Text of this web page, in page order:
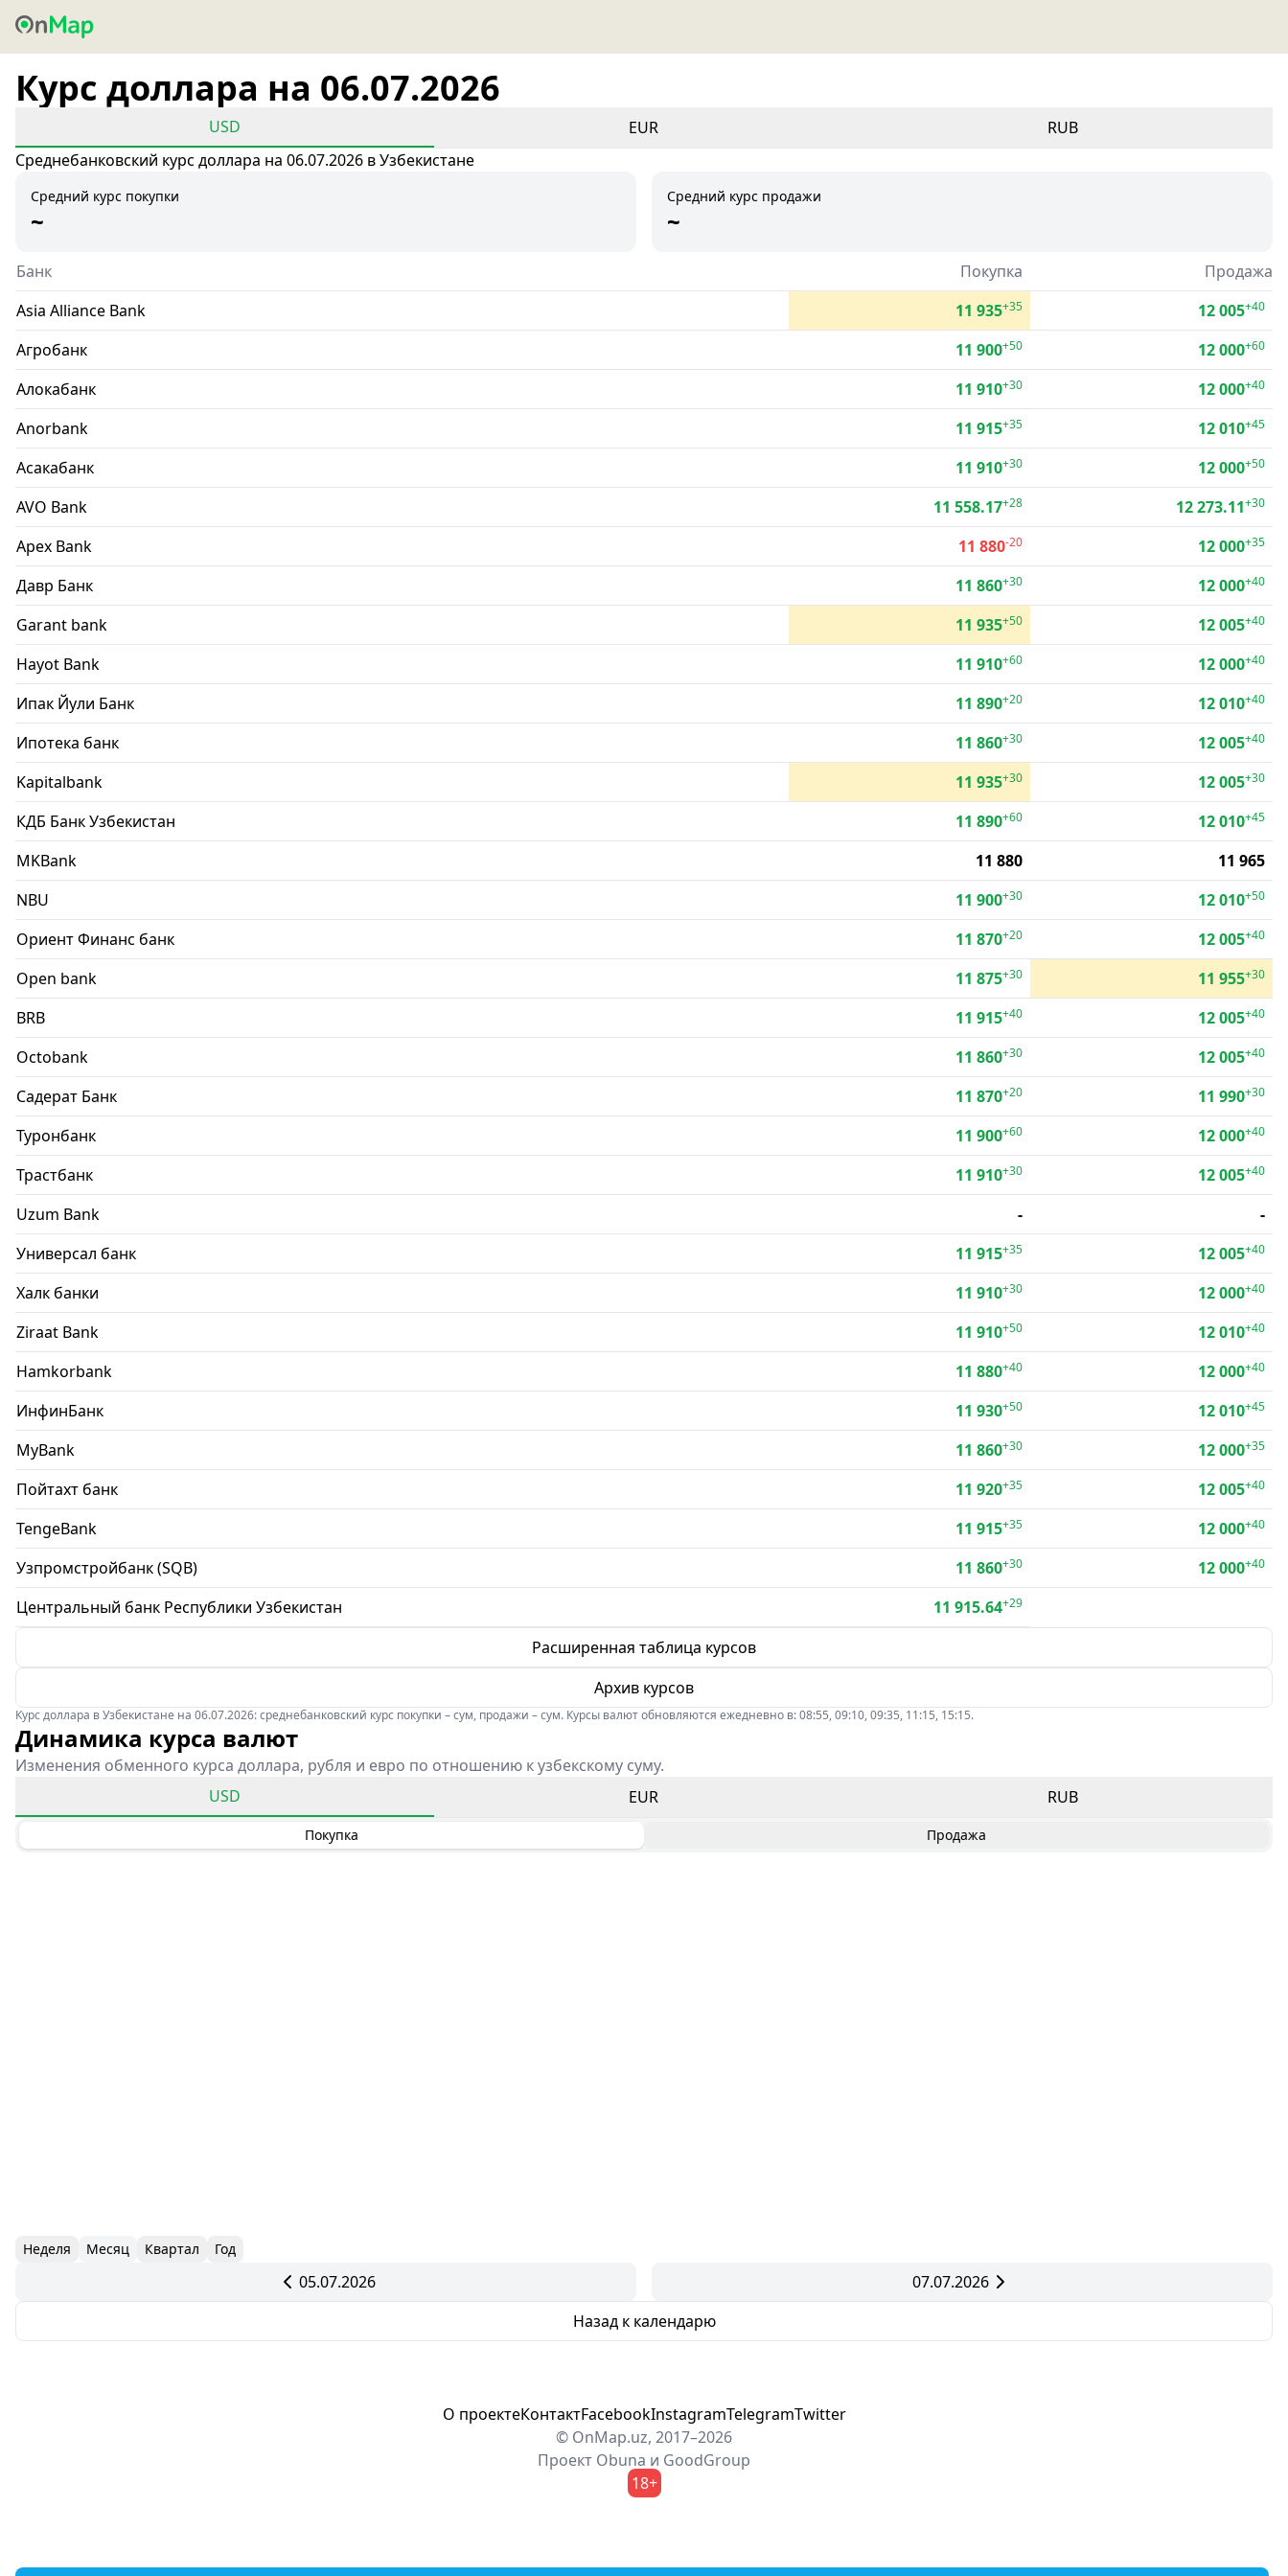
Курс доллара на 06.07.2026
USD EUR
RUB
Среднебанковский курс доллара на 06.07.2026 в Узбекистане
Средний курс покупки
~
Средний курс продажи
~
Банк Покупка
Продажа
Asia Alliance Bank
11 935+35 12 005+40
Агробанк 11 900+50 12 000+60
Алокабанк 11 910+30 12 000+40
Anorbank 11 915+35 12 010+45
Асакабанк 11 910+30 12 000+50
AVO Bank 11 558.17+28 12 273.11+30
Apex Bank 11 880-20 12 000+35
Давр Банк 11 860+30 12 000+40
Garant bank 11 935+50 12 005+40
Hayot Bank 11 910+60 12 000+40
Ипак Йули Банк 11 890+20 12 010+40
Ипотека банк 11 860+30 12 005+40
Kapitalbank 11 935+30 12 005+30
КДБ Банк Узбекистан 11 890+60 12 010+45
MKBank 11 880
11 965
NBU
11 900+30 12 010+50
Ориент Финанс банк 11 870+20 12 005+40
Open bank 11 875+30 11 955+30
BRB 11 915+40 12 005+40
Octobank 11 860+30 12 005+40
Садерат Банк 11 870+20 11 990+30
Туронбанк 11 900+60 12 000+40
Трастбанк 11 910+30 12 005+40
Uzum Bank -
-
Универсал банк
11 915+35 12 005+40
Халк банки 11 910+30 12 000+40
Ziraat Bank 11 910+50 12 010+40
Hamkorbank 11 880+40 12 000+40
ИнфинБанк 11 930+50 12 010+45
MyBank 11 860+30 12 000+35
Пойтахт банк 11 920+35 12 005+40
TengeBank 11 915+35 12 000+40
Узпромстройбанк (SQB) 11 860+30 12 000+40
Центральный банк Республики Узбекистан 11 915.64+29
Расширенная таблица курсов
Архив курсов
Курс доллара в Узбекистане на 06.07.2026: среднебанковский курс покупки – сум, продажи – сум. Курсы валют обновляются ежедневно в: 08:55, 09:10, 09:35, 11:15, 15:15.
Динамика курса валют
Изменения обменного курса доллара, рубля и евро по отношению к узбекскому суму.
USD
EUR RUB
Покупка Продажа
Неделя Месяц Квартал Год
05.07.2026
07.07.2026
Назад к календарю
О проектеКонтактFacebookInstagramTelegramTwitter
© OnMap.uz, 2017–2026
Проект Obuna и GoodGroup
18+